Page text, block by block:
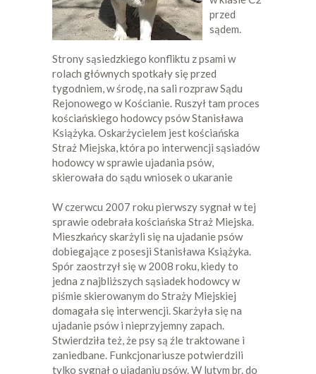
przed
sądem.
Strony sąsiedzkiego konfliktu z psami w
rolach głównych spotkały się przed
tygodniem, w środę, na sali rozpraw Sądu
Rejonowego w Kościanie. Ruszył tam proces
kościańskiego hodowcy psów Stanisława
Książyka. Oskarżycielem jest kościańska
Straż Miejska, która po interwencji sąsiadów
hodowcy w sprawie ujadania psów,
skierowała do sądu wniosek o ukaranie
W czerwcu 2007 roku pierwszy sygnał w tej
sprawie odebrała kościańska Straż Miejska.
Mieszkańcy skarżyli się na ujadanie psów
dobiegające z posesji Stanisława Książyka.
Spór zaostrzył się w 2008 roku, kiedy to
jedna z najbliższych sąsiadek hodowcy w
piśmie skierowanym do Straży Miejskiej
domagała się interwencji. Skarżyła się na
ujadanie psów i nieprzyjemny zapach.
Stwierdziła też, że psy są źle traktowane i
zaniedbane. Funkcjonariusze potwierdzili
tylko sygnał o ujadaniu psów. W lutym br. do